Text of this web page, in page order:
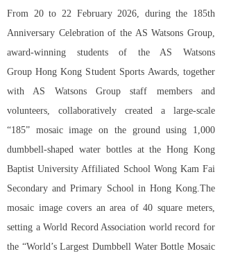
From 20 to 22 February 2026, during the 185th
Anniversary Celebration of the AS Watsons Group,
award-winning students of theAS Watsons
Group Hong Kong Student SportsAwards, together
withAS Watsons Group staff members and
volunteers, collaboratively created a large-scale
“185” mosaic image on the ground using 1,000
dumbbell-shaped water bottles atthe Hong Kong
Baptist University Affiliated School Wong Kam Fai
Secondary and Primary Schoolin Hong Kong.The
mosaic image covers an area of 40 square meters,
setting a World Record Association world record for
the “World’s Largest Dumbbell Water Bottle Mosaic